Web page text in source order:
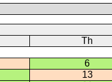
Th
6
13